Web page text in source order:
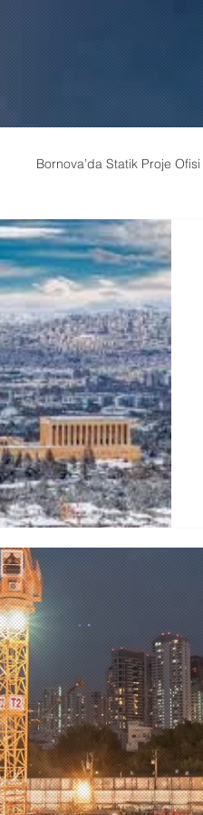
Bornova’da Statik Proje Ofisi